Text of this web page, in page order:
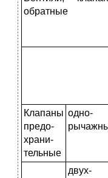
обратные
Клапаны
предо-
храни-
тельные
одно­
двух­